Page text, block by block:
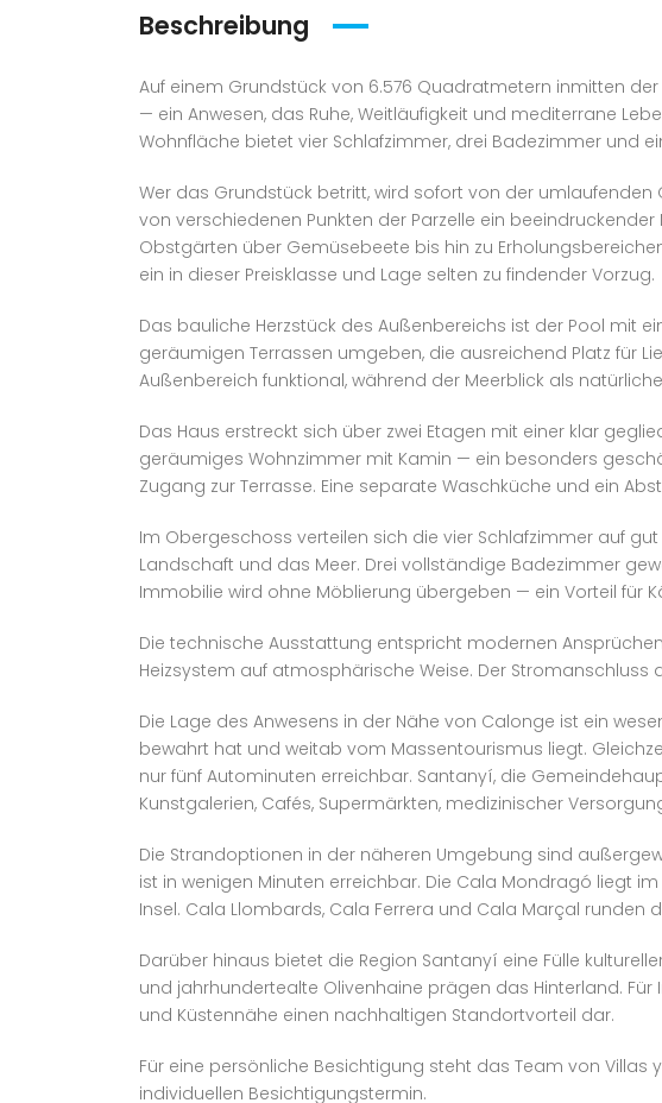
Beschreibung
Auf einem Grundstück von 6.576 Quadratmetern inmitten
— ein Anwesen, das Ruhe, Weitläufigkeit und mediterrane
Wohnfläche bietet vier Schlafzimmer, drei Badezimmer und
Wer das Grundstück betritt, wird sofort von der
von verschiedenen Punkten der Parzelle ein
Obstgärten über Gemüsebeete bis hin zu
ein in dieser Preisklasse und Lage selten zu findender Vorzug.
Das bauliche Herzstück des Außenbereichs ist der Pool mit
geräumigen Terrassen umgeben, die ausreichend Platz für
Außenbereich funktional, während der Meerblick als
Das Haus erstreckt sich über zwei Etagen mit einer klar
geräumiges Wohnzimmer mit Kamin — ein besonders
Zugang zur Terrasse. Eine separate Waschküche und ein
Im Obergeschoss verteilen sich die vier Schlafzimmer auf
Landschaft und das Meer. Drei vollständige Badezimmer
Immobilie wird ohne Möblierung übergeben — ein Vorteil für
Die technische Ausstattung entspricht modernen
Heizsystem auf atmosphärische Weise. Der Stromanschluss
Die Lage des Anwesens in der Nähe von Calonge ist ein
bewahrt hat und weitab vom Massentourismus liegt.
nur fünf Autominuten erreichbar. Santanyí, die
Kunstgalerien, Cafés, Supermärkten, medizinischer
Die Strandoptionen in der näheren Umgebung sind
ist in wenigen Minuten erreichbar. Die Cala Mondragó liegt
Insel. Cala Llombards, Cala Ferrera und Cala Marçal
Darüber hinaus bietet die Region Santanyí eine Fülle
und jahrhundertealte Olivenhaine prägen das Hinterland.
und Küstennähe einen nachhaltigen Standortvorteil dar.
Für eine persönliche Besichtigung steht das Team von Villas
individuellen Besichtigungstermin.